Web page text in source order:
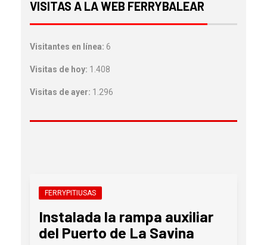
VISITAS A LA WEB FERRYBALEAR
Visitantes en línea: 6
Visitas de hoy: 1.408
Visitas de ayer: 1.296
FERRYPITIUSAS
Instalada la rampa auxiliar
del Puerto de La Savina